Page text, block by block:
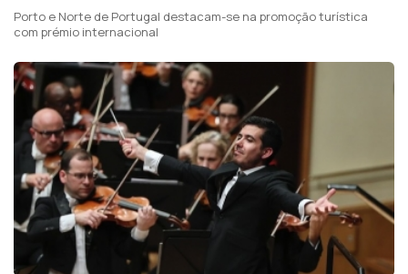
Porto e Norte de Portugal destacam-se na promoção turística
com prémio internacional